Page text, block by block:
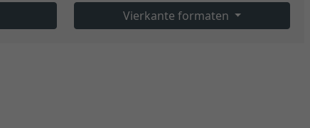
Vierkante formaten